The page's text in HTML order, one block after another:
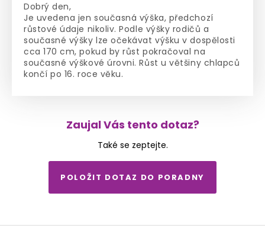
Dobrý den,
Je uvedena jen současná výška, předchozí
růstové údaje nikoliv. Podle výšky rodičů a
současné výšky lze očekávat výšku v dospělosti
cca 170 cm, pokud by růst pokračoval na
současné výškové úrovni. Růst u většiny chlapců
končí po 16. roce věku.
Zaujal Vás tento dotaz?
Také se zeptejte.
POLOŽIT DOTAZ DO PORADNY